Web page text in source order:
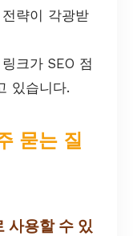
략이 각광받
크가 SEO 점
있습니다.
묻는 질
사용할 수 있